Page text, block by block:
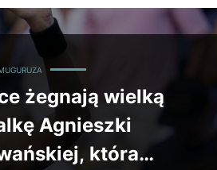
karierę tenisową.
żegnają wielką
Agnieszki
która